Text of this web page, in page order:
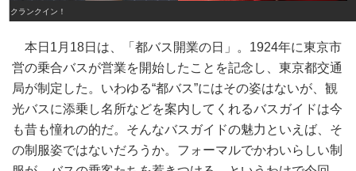
クランクイン！
本日1月18日は、「都バス開業の日」。1924年に東京市
営の乗合バスが営業を開始したことを記念し、東京都交通
局が制定した。いわゆる“都バス”にはその姿はないが、観
光バスに添乗し名所などを案内してくれるバスガイドは今
も昔も憧れの的だ。そんなバスガイドの魅力といえば、そ
の制服姿ではないだろうか。フォーマルでかわいらしい制